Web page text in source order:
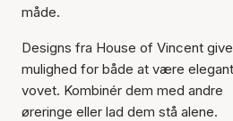
måde.
Designs fra House of Vincent
mulighed for både at være
vovet. Kombinér dem med andre
øreringe eller lad dem stå alene.